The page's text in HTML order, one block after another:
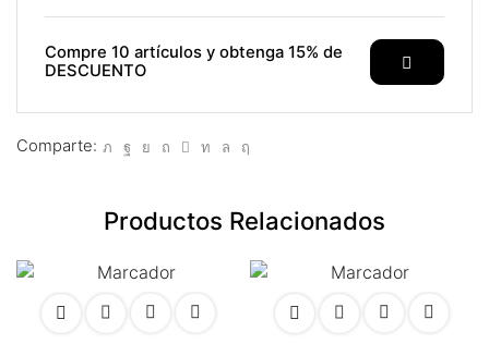
panel
panel
panel
Compre 10 artículos y obtenga 15% de
DESCUENTO
Comparte:
Productos Relacionados